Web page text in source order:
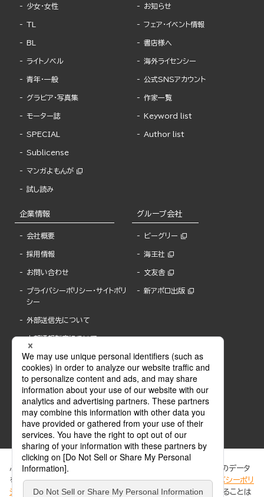
少女・女性
TL
BL
ライトノベル
青年・一般
グラビア・写真集
モーター誌
SPECIAL
Sublicense
マンガよもんが
試し読み
お知らせ
フェア・イベント情報
書店様へ
海外ライセンシー
公式SNSアカウント
作家一覧
Keyword list
Author list
企業情報
会社概要
採用情報
お問い合わせ
プライバシーポリシー・サイトポリ
シー
外部送信先について
内部通報制度について
グループ会社
ビーグリー
海王社
文友舎
新アポロ出版
ぶんか社が運営するサイトでは、利便性向上のためにCookie等のデータ
を使用しています。 当社のCookieについての詳細は、「プライバシーポリ
シー
」をご覧ください。当サイトでは、訪問者の個人情報を追跡することは